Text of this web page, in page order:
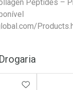
Peptides –
ADICIONAR